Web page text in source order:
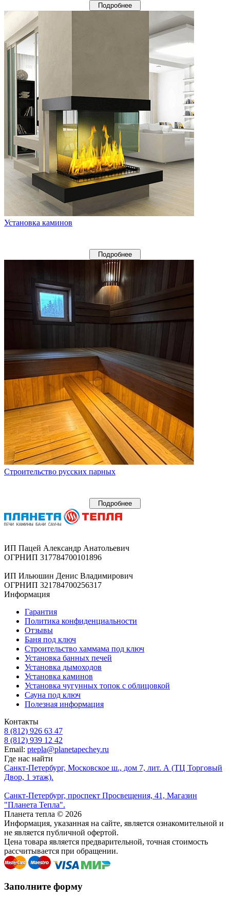
Подробнее
Установка каминов
Подробнее
Строительство русских парных
Подробнее
ИП Пацей Александр Анатольевич
ОГРНИП 317784700101896
ИП Ильюшин Денис Владимирович
ОГРНИП 321784700256317
Информация
Гарантия
Политика конфиденциальности
Отзывы
Баня под ключ
Строительство хаммама под ключ
Установка банных печей
Установка дымоходов
Установка каминов
Установка чугунных топок с облицовкой
Сауна под ключ
Полезная информация
Контакты
8 (812) 926 63 47
8 (812) 939 12 42
Email: ptepla@planetapechey.ru
Где нас найти
Санкт-Петербург, Московское ш., дом 7, лит. А (ТЦ Торговый
Двор, 1 этаж).
Санкт-Петербург, проспект Просвещения, 41, Магазин
"Планета Тепла".
Планета тепла © 2026
Информация, указанная на сайте, является ознакомительной и
не является публичной офертой.
Цена товара является предварительной, точная стоимость
рассчитывается при обращении.
Заполните форму